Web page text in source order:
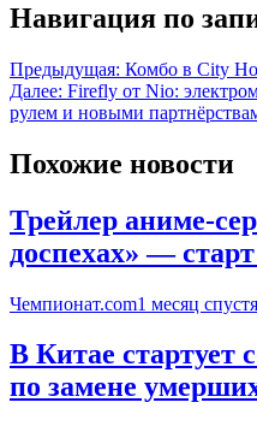
Навигация по
Предыдущая: Комбо в City
Далее: Firefly от Nio:
рулем и новыми
Похожие новости
Трейлер аниме-
доспехах» —
Чемпионат.com1 месяц спустя
В Китае стартует
по замене